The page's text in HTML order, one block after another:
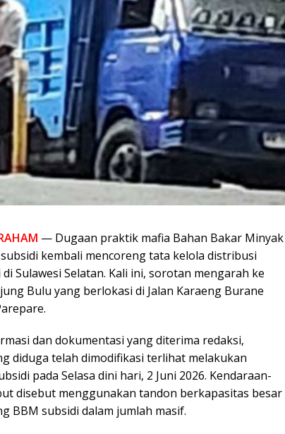
— Dugaan praktik mafia Bahan Bakar Minyak
kembali mencoreng tata kelola distribusi
Sulawesi Selatan. Kali ini, sorotan mengarah ke
Bulu yang berlokasi di Jalan Karaeng Burane
dan dokumentasi yang diterima redaksi,
diduga telah dimodifikasi terlihat melakukan
pada Selasa dini hari, 2 Juni 2026. Kendaraan-
disebut menggunakan tandon berkapasitas besar
BBM subsidi dalam jumlah masif.